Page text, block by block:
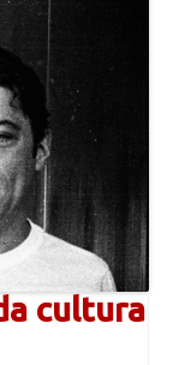
cultura